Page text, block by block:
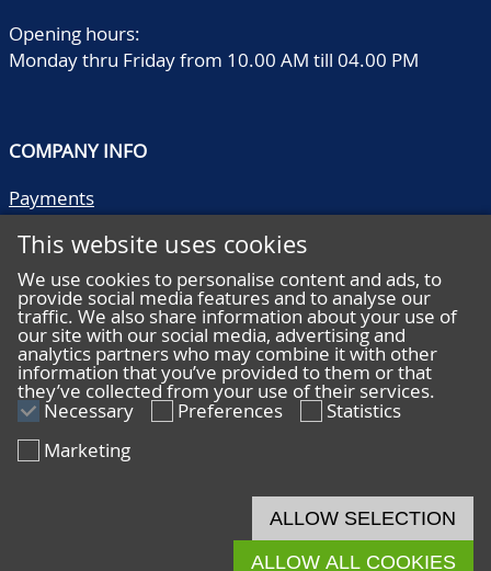
Opening hours:
Monday thru Friday from 10.00 AM till 04.00 PM
COMPANY INFO
Payments
Literature
Quality descriptions
Frequently asked questions
Terms and conditions
Privacy statement
HELP
This website uses cookies
We use cookies to personalise content and ads, to
provide social media features and to analyse our
traffic. We also share information about your use of
our site with our social media, advertising and
analytics partners who may combine it with other
information that you’ve provided to them or that
they’ve collected from your use of their services.
Necessary Preferences
Statistics
Marketing
ALLOW SELECTION
ALLOW ALL COOKIES